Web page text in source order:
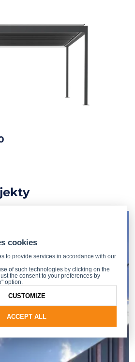
cookies
to provide services in accordance with our
of such technologies by clicking on the
the consent to your preferences by
option.
ACCEPT ALL
CUSTOMIZE